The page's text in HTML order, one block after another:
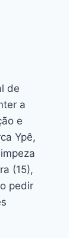
de
a
e
Ypê,
(15),
pedir